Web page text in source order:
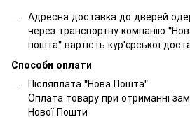
Адресна доставка до дверей
через транспортну компанію
пошта" вартість кур'єрської
Способи оплати
Післяплата "Нова Пошта"
Оплата товару при отриманні
Нової Пошти